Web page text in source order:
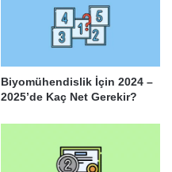
Biyomühendislik İçin 2024 –
2025’de Kaç Net Gerekir?